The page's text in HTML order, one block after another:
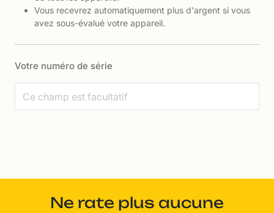
Vous recevrez automatiquement plus d'argent si vous
avez sous-évalué votre appareil.
Votre numéro de série
Ne rate plus aucune